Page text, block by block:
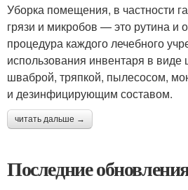
Уборка помещения, в частности
грязи и микробов — это рутина и
процедура каждого лечебного
использования инвентаря в виде
шваброй, тряпкой, пылесосом,
и дезинфицирующим составом.
читать дальше →
Последние